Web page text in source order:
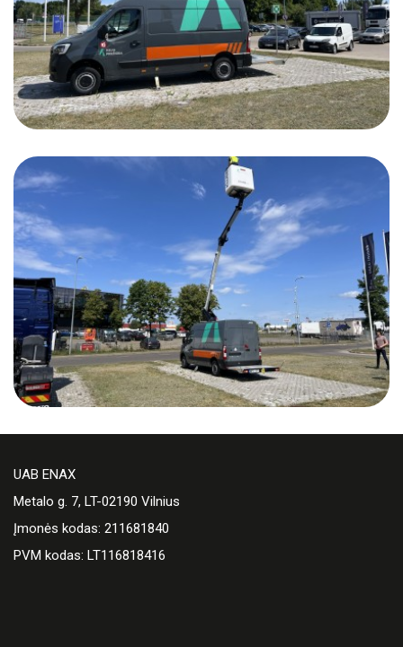
UAB ENAX
Metalo g. 7, LT-02190 Vilnius
Įmonės kodas: 211681840
PVM kodas: LT116818416